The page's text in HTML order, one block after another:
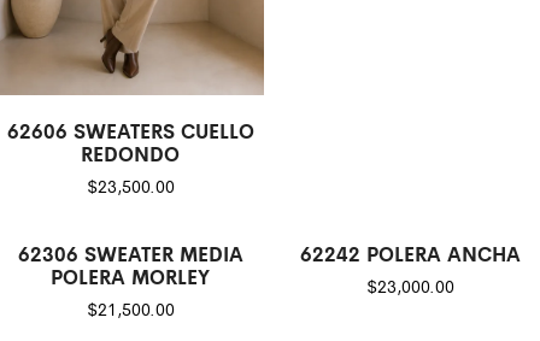
62606 SWEATERS CUELLO
REDONDO
$23,500.00
62306 SWEATER MEDIA
POLERA MORLEY
$21,500.00
62242 POLERA ANCHA
$23,000.00